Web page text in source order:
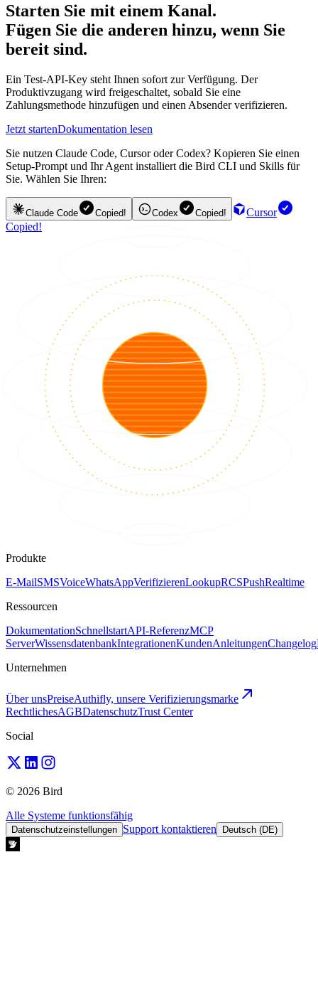
Starten Sie mit einem Kanal.
Fügen Sie die anderen hinzu, wenn Sie
bereit sind.
Ein Test-API-Key steht Ihnen sofort zur Verfügung. Der
Produktivzugang wird freigeschaltet, sobald Sie eine
Zahlungsmethode hinzufügen und einen Absender verifizieren.
Jetzt startenDokumentation lesen
Sie nutzen Claude Code, Cursor oder Codex? Kopieren Sie einen
Setup-Prompt und Ihr Agent installiert die Bird CLI und Skills für
Sie. Wählen Sie Ihren:
Claude Code Copied! Codex Copied!
Cursor
Copied!
Produkte
E-MailSMSVoiceWhatsAppVerifizierenLookupRCSPushRealtime
Ressourcen
DokumentationSchnellstartAPI-ReferenzMCP
ServerWissensdatenbankIntegrationenKundenAnleitungenChangelog
Unternehmen
Über unsPreiseAuthifly, unsere Verifizierungsmarke
RechtlichesAGBDatenschutzTrust Center
Social
© 2026 Bird
Alle Systeme funktionsfähig
Datenschutzeinstellungen Support kontaktieren Deutsch (DE)